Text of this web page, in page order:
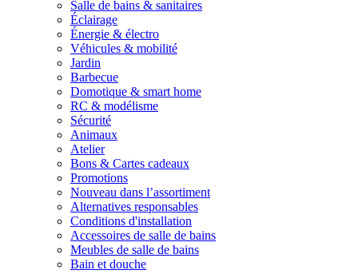
Salle de bains & sanitaires
Éclairage
Énergie & électro
Véhicules & mobilité
Jardin
Barbecue
Domotique & smart home
RC & modélisme
Sécurité
Animaux
Atelier
Bons & Cartes cadeaux
Promotions
Nouveau dans l’assortiment
Alternatives responsables
Conditions d'installation
Accessoires de salle de bains
Meubles de salle de bains
Bain et douche